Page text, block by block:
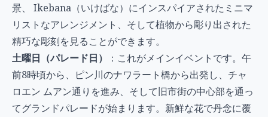
景、 Ikebana（いけばな）にインスパイアされたミニマ
リストなアレンジメント、そして植物から彫り出された
精巧な彫刻を見ることができます。
土曜日（パレード日）
：これがメインイベントです。午
前8時頃から、ピン川のナワラート橋から出発し、チャ
ロエン ムアン通りを進み、そして旧市街の中心部を通っ
てグランドパレードが始まります。新鮮な花で丹念に覆